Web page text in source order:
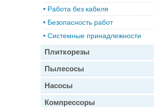
• Работа без кабеля
• Безопасность работ
• Системные принадлежности
Плиткорезы
Пылесосы
Насосы
Компрессоры